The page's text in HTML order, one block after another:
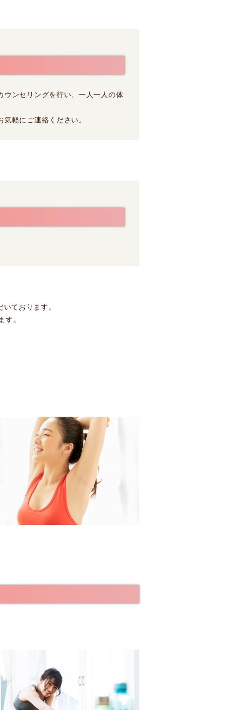
ウンセリングを行い、一人一人の体
軽にご連絡ください。
ております。
す。